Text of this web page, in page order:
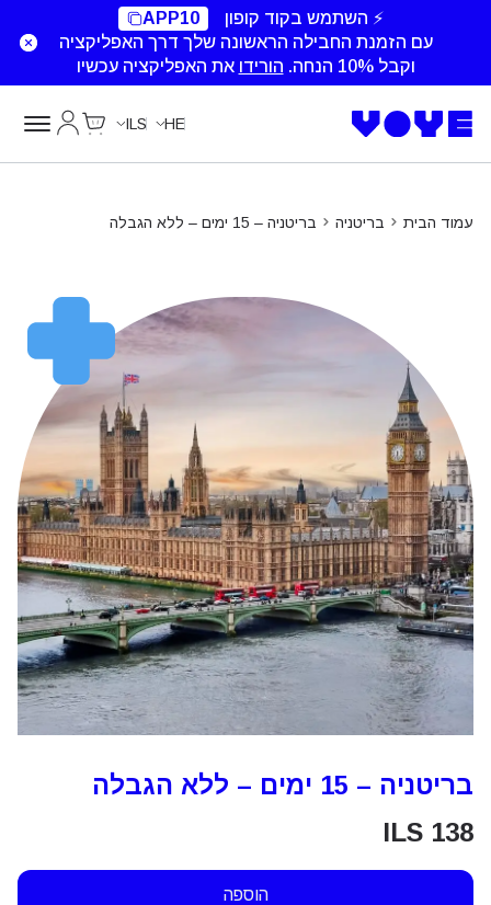
⚡ השתמש בקוד קופון
APP10
עם הזמנת החבילה הראשונה שלך דרך האפליקציה
וקבל 10% הנחה.
הורידו את האפליקציה עכשיו
HE
ILS
עמוד הבית בריטניה בריטניה – 15 ימים – ללא הגבלה
בריטניה – 15 ימים – ללא הגבלה
ILS 138
הוספה